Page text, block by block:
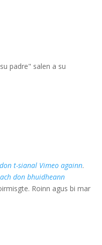
padre" salen a su
t-sianal Vimeo againn.
don bhuidheann
Roinn agus bi mar